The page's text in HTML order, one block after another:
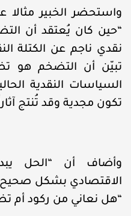
واستحضر الخبير
“حين كان يُعتقد أن
نقدي ناجم عن الكتلة
تبيّن أن التضخم هو
السياسات النقدية
تكون مجدية وقد تُنتج
وأضاف أن “الحل
الاقتصادي بشكل صحيح،
“هل نعاني من ركود أم